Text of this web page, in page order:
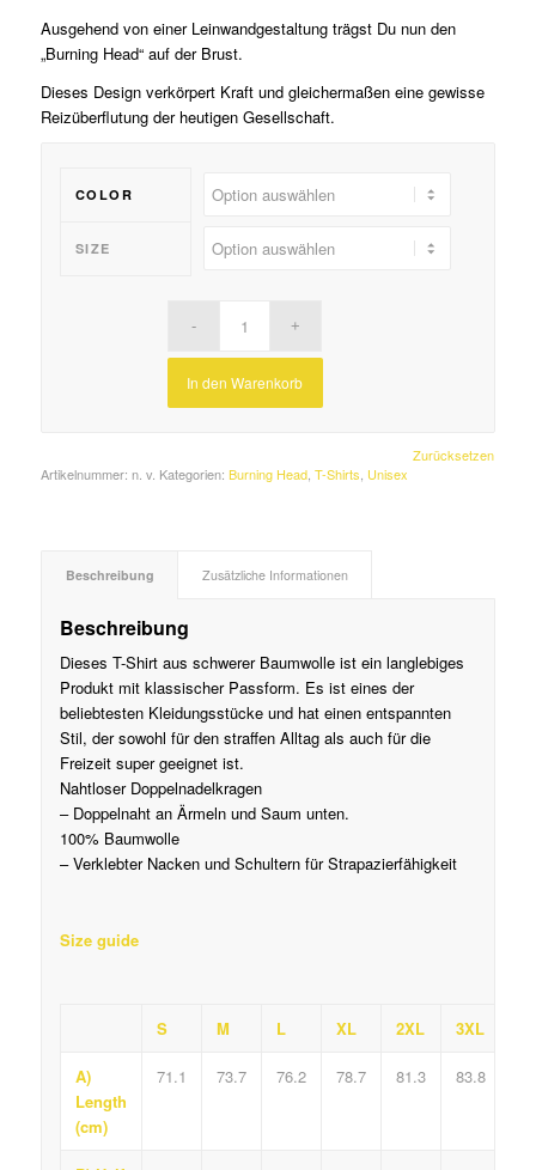
Ausgehend von einer Leinwandgestaltung trägst Du nun den
„Burning Head“ auf der Brust.
Dieses Design verkörpert Kraft und gleichermaßen eine gewisse
Reizüberflutung der heutigen Gesellschaft.
COLOR
SIZE
Zurücksetzen
In den Warenkorb
Artikelnummer: n. v. Kategorien: Burning Head, T-Shirts Unisex
Beschreibung Zusätzliche Informationen
Beschreibung
Dieses T-Shirt aus schwerer Baumwolle ist ein langlebiges
Produkt mit klassischer Passform. Es ist eines der
beliebtesten Kleidungsstücke und hat einen entspannten
Stil, der sowohl für den straffen Alltag als auch für die
Freizeit super geeignet ist.
Nahtloser Doppelnadelkragen
– Doppelnaht an Ärmeln und Saum unten.
100% Baumwolle
– Verklebter Nacken und Schultern für Strapazierfähigkeit
Size guide
S M L XL 2XL 3XL
A)
Length
(cm)
71.1 73.7 76.2 78.7 81.3 83.8